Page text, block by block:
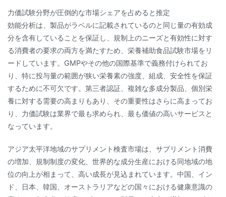
力価試験分野が圧倒的な市場シェアを占めると推定
効能分析は、製品がラベルに記載されているのと同じ量の有効成
分を含有していることを保証し、規制上のニーズと有効性に対す
る消費者の要求の両方を満たすため、栄養補助食品試験市場をリ
ードしています。GMPやその他の国際基準で義務付けられてお
り、特に投与量の範囲が狭い栄養素の強度、組成、安全性を保証
するために不可欠です。第三者認証、複雑な多成分製品、個別栄
養に対する需要の高まりもあり、その重要性はさらに高まってお
り、力価試験は業界で最も求められ、最も価値の高いサービスと
なっています。
アジア太平洋地域のサプリメント検査市場は、サプリメント消費
の増加、規制制度の変化、世界的な成分生産における同地域の地
位の向上が相まって、高い成長が見込まれています。中国、イン
ド、日本、韓国、オーストラリアなどの国々における健康意識の